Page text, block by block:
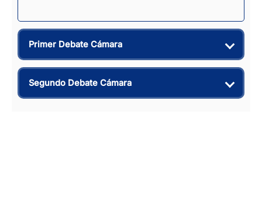
Primer Debate Cámara
Segundo Debate Cámara